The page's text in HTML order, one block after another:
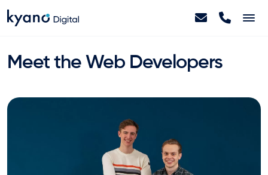
Home
Projecten
Meet the Web Developers